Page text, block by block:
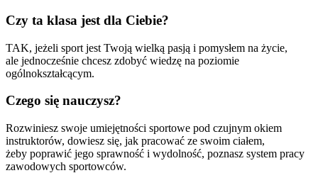
Czy ta klasa jest dla Ciebie?
TAK, jeżeli sport jest Twoją wielką pasją i pomysłem na życie,
ale jednocześnie chcesz zdobyć wiedzę na poziomie
ogólnokształcącym.
Czego się nauczysz?
Rozwiniesz swoje umiejętności sportowe pod czujnym okiem
instruktorów, dowiesz się, jak pracować ze swoim ciałem,
żeby poprawić jego sprawność i wydolność, poznasz system pracy
zawodowych sportowców.